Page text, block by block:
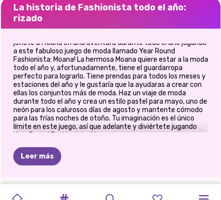
La historia de Fashionista todo el año:
rizado
¡Únete a Moana en una aventura durante todo el año jugando
a este fabuloso juego de moda llamado Year Round
Fashionista: Moana! La hermosa Moana quiere estar a la moda
todo el año y, afortunadamente, tiene el guardarropa
perfecto para lograrlo. Tiene prendas para todos los meses y
estaciones del año y le gustaría que la ayudaras a crear con
ellas los conjuntos más de moda. Haz un viaje de moda
durante todo el año y crea un estilo pastel para mayo, uno de
neón para los calurosos días de agosto y mantente cómodo
para las frías noches de otoño. Tu imaginación es el único
límite en este juego, así que adelante y diviértete jugando
Year Round Fashionista: Moana.
Leer más
MAQUILLAJE
PRINCESA PRINCESAS
DESAFÍO JUEGO REGRESO